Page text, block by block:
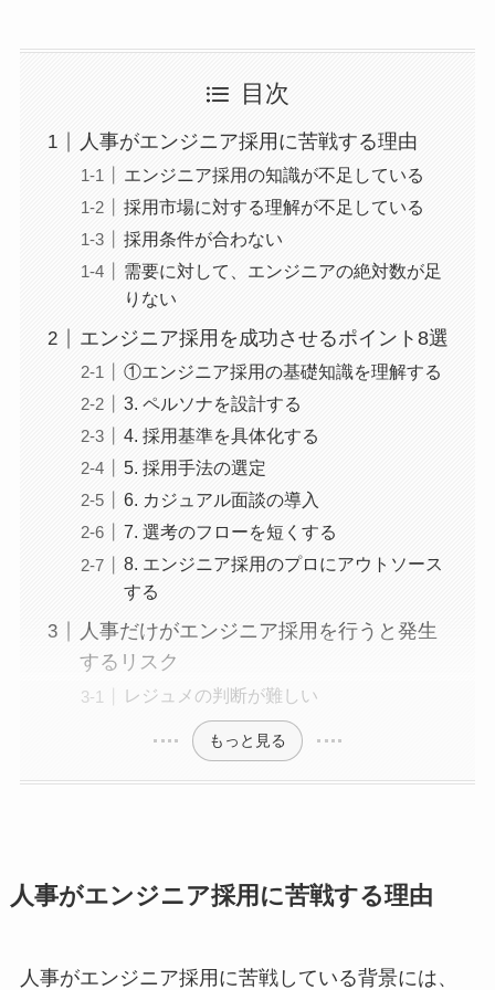
目次
人事がエンジニア採用に苦戦する理由
エンジニア採用の知識が不足している
採用市場に対する理解が不足している
採用条件が合わない
需要に対して、エンジニアの絶対数が足
りない
エンジニア採用を成功させるポイント8選
①エンジニア採用の基礎知識を理解する
3. ペルソナを設計する
4. 採用基準を具体化する
5. 採用手法の選定
6. カジュアル面談の導入
7. 選考のフローを短くする
8. エンジニア採用のプロにアウトソース
する
人事だけがエンジニア採用を行うと発生
するリスク
レジュメの判断が難しい
もっと見る
人事がエンジニア採用に苦戦する理由
人事がエンジニア採用に苦戦している背景には、